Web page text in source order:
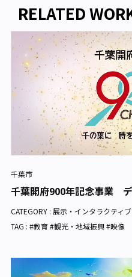
RELATED
千葉市
千葉開府900年記念事業
CATEGORY : 展示・インタラクティ
TAG : #教育 #観光・地域振興 #映像